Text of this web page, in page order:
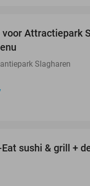
Attractiepark
Slagharen
sushi & grill +